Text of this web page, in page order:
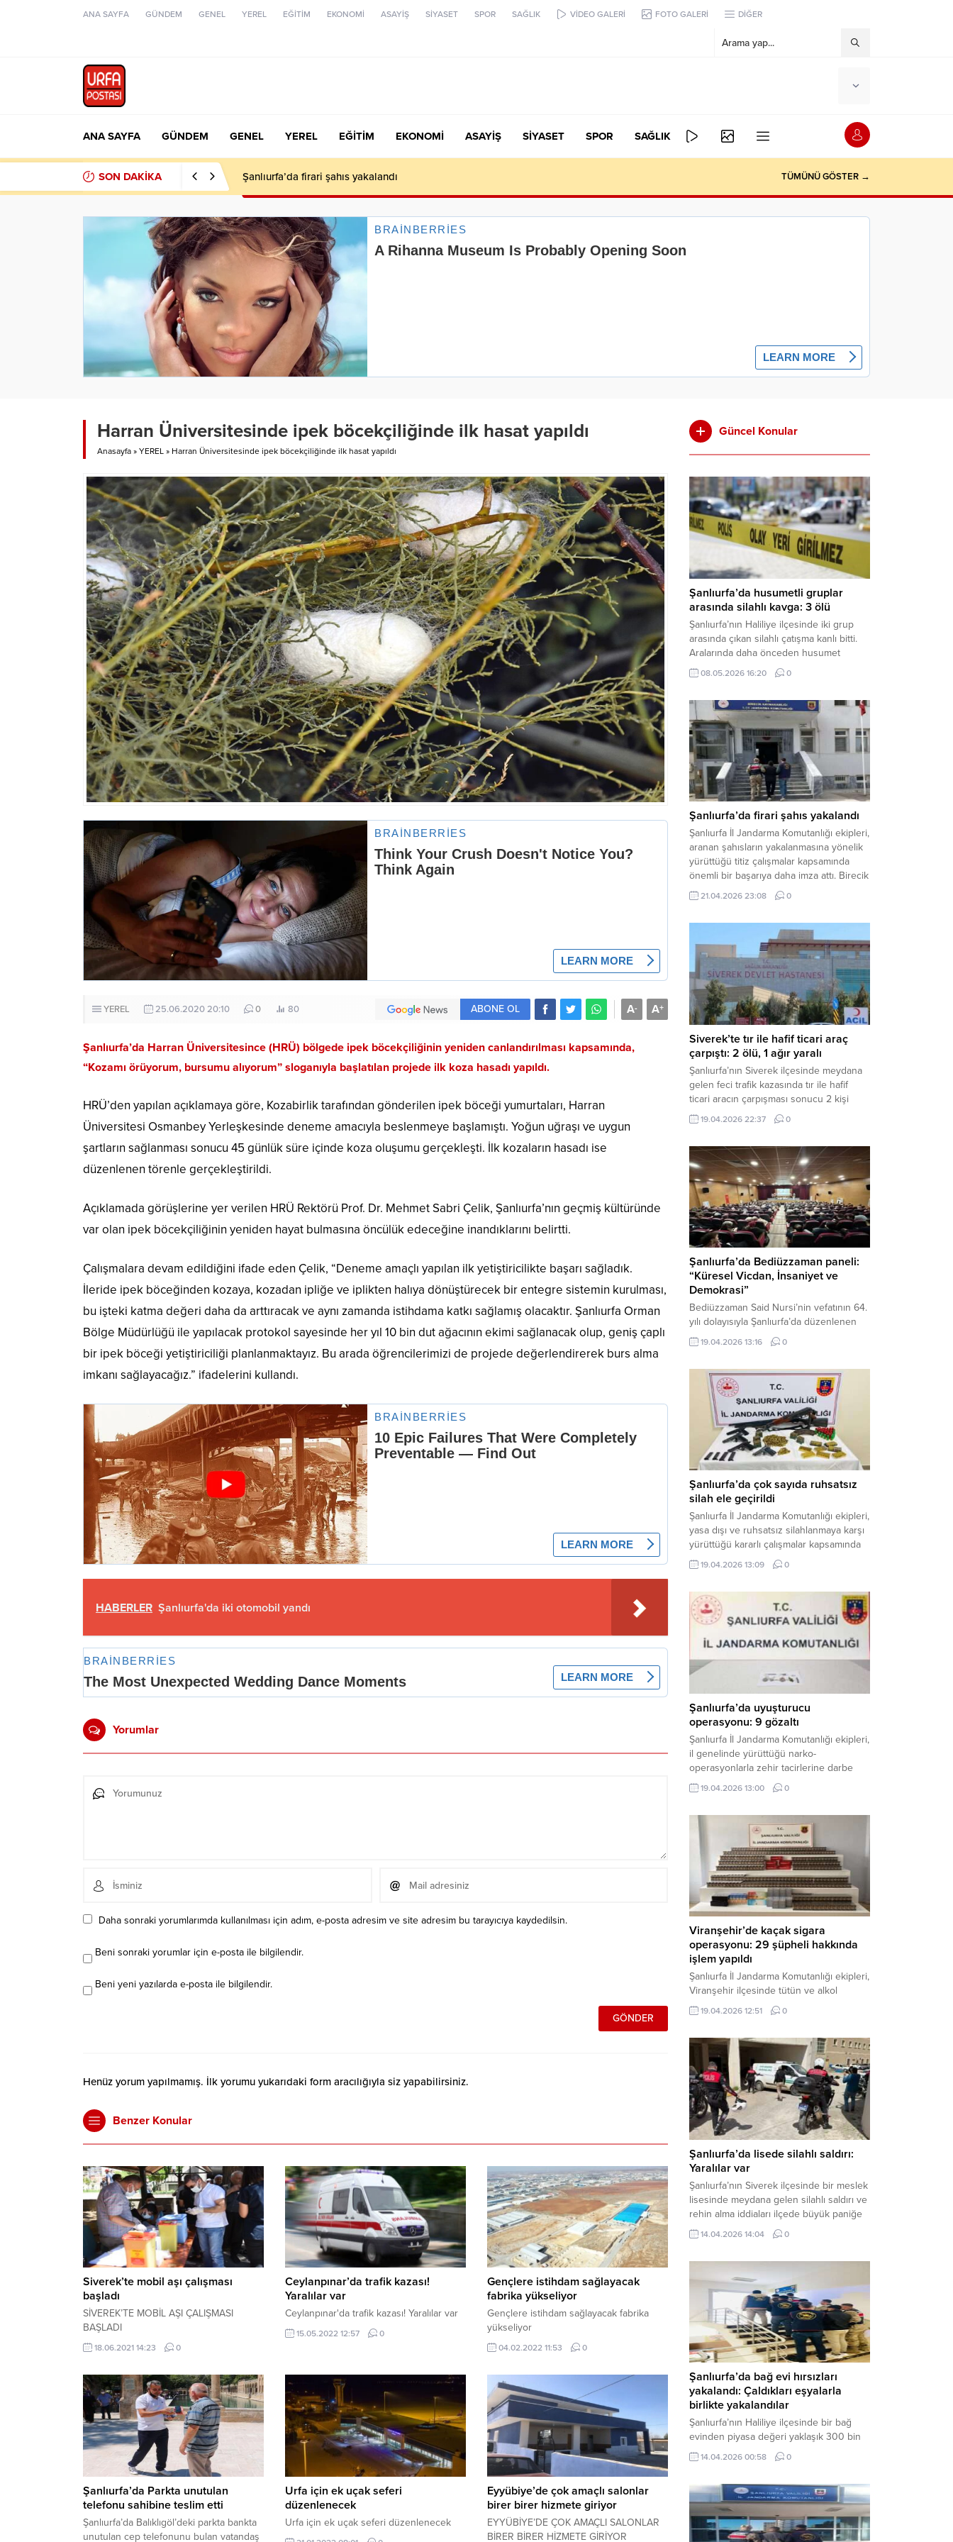
ANA SAYFA GÜNDEM GENEL YEREL EĞİTİM EKONOMİ ASAYİŞ SİYASET SPOR SAĞLIK VİDEO GALERİ FOTO GALERİ DİĞER
ANA SAYFA GÜNDEM GENEL YEREL EĞİTİM EKONOMİ ASAYİŞ SİYASET SPOR SAĞLIK
SON DAKİKA Şanlıurfa’da firari şahıs yakalandı TÜMÜNÜ GÖSTER →
Harran Üniversitesinde ipek böcekçiliğinde ilk hasat yapıldı
Anasayfa » YEREL » Harran Üniversitesinde ipek böcekçiliğinde ilk hasat yapıldı
YEREL 25.06.2020 20:10 0 80 A+
A-
ABONE OL
Şanlıurfa’da Harran Üniversitesince (HRÜ) bölgede ipek böcekçiliğinin yeniden canlandırılması kapsamında,
“Kozamı örüyorum, bursumu alıyorum” sloganıyla başlatılan projede ilk koza hasadı yapıldı.
HRÜ’den yapılan açıklamaya göre, Kozabirlik tarafından gönderilen ipek böceği yumurtaları, Harran
Üniversitesi Osmanbey Yerleşkesinde deneme amacıyla beslenmeye başlamıştı. Yoğun uğraşı ve uygun
şartların sağlanması sonucu 45 günlük süre içinde koza oluşumu gerçekleşti. İlk kozaların hasadı ise
düzenlenen törenle gerçekleştirildi.
Açıklamada görüşlerine yer verilen HRÜ Rektörü Prof. Dr. Mehmet Sabri Çelik, Şanlıurfa’nın geçmiş kültüründe
var olan ipek böcekçiliğinin yeniden hayat bulmasına öncülük edeceğine inandıklarını belirtti.
Çalışmalara devam edildiğini ifade eden Çelik, “Deneme amaçlı yapılan ilk yetiştiricilikte başarı sağladık.
İleride ipek böceğinden kozaya, kozadan ipliğe ve iplikten halıya dönüştürecek bir entegre sistemin kurulması,
bu işteki katma değeri daha da arttıracak ve aynı zamanda istihdama katkı sağlamış olacaktır. Şanlıurfa Orman
Bölge Müdürlüğü ile yapılacak protokol sayesinde her yıl 10 bin dut ağacının ekimi sağlanacak olup, geniş çaplı
bir ipek böceği yetiştiriciliği planlanmaktayız. Bu arada öğrencilerimizi de projede değerlendirerek burs alma
imkanı sağlayacağız.” ifadelerini kullandı.
HABERLER Şanlıurfa'da iki otomobil yandı
Yorumlar
Daha sonraki yorumlarımda kullanılması için adım, e-posta adresim ve site adresim bu tarayıcıya kaydedilsin.
Beni sonraki yorumlar için e-posta ile bilgilendir.
Beni yeni yazılarda e-posta ile bilgilendir.
Henüz yorum yapılmamış. İlk yorumu yukarıdaki form aracılığıyla siz yapabilirsiniz.
Benzer Konular
Siverek’te mobil aşı çalışması
başladı
SİVEREK’TE MOBİL AŞI ÇALIŞMASI
BAŞLADI
18.06.2021 14:23 0
Ceylanpınar’da trafik kazası!
Yaralılar var
Ceylanpınar'da trafik kazası! Yaralılar var
15.05.2022 12:57 0
Gençlere istihdam sağlayacak
fabrika yükseliyor
Gençlere istihdam sağlayacak fabrika
yükseliyor
04.02.2022 11:53 0
Şanlıurfa’da Parkta unutulan
telefonu sahibine teslim etti
Şanlıurfa’da Balıklıgöl’deki parkta bankta
unutulan cep telefonunu bulan vatandaş
Urfa için ek uçak seferi
düzenlenecek
Urfa için ek uçak seferi düzenlenecek
Eyyübiye’de çok amaçlı salonlar
birer birer hizmete giriyor
EYYÜBİYE’DE ÇOK AMAÇLI SALONLAR
BİRER BİRER HİZMETE GİRİYOR
Güncel Konular
Şanlıurfa’da husumetli gruplar
arasında silahlı kavga: 3 ölü
Şanlıurfa’nın Haliliye ilçesinde iki grup
arasında çıkan silahlı çatışma kanlı bitti.
Aralarında daha önceden husumet
olduğu öğrenilen tarafların kavgası
neticesinde 3 kişi olay yerinde yaşamını
ilçesine bağlı kırsal Konaç Mahallesi’nde
meydana geldi. Edinilen bilgilere göre,
aralarında husumet bulunan iki grup
arasında henüz belirlenemeyen bir...
08.05.2026 16:20 0
Şanlıurfa’da firari şahıs yakalandı
Şanlıurfa İl Jandarma Komutanlığı ekipleri,
aranan şahısların yakalanmasına yönelik
yürüttüğü titiz çalışmalar kapsamında
önemli bir başarıya daha imza attı. Birecik
ilçesinde düzenlenen operasyonla,
hakkında kesinleşmiş hapis cezası
teslim edildi. Haber Merkezi – Şanlıurfa
Valiliği İl Basın ve Halkla İlişkiler
Müdürlüğü tarafından yapılan açıklamaya
göre; İl...
21.04.2026 23:08 0
Siverek’te tır ile hafif ticari araç
çarpıştı: 2 ölü, 1 ağır yaralı
Şanlıurfa’nın Siverek ilçesinde meydana
gelen feci trafik kazasında tır ile hafif
ticari aracın çarpışması sonucu 2 kişi
yaşamını yitirdi, 1 kişi ise ağır yaralandı.
Haber Merkezi – Siverek-Adıyaman kara
çarpışması sonucu meydana gelen
kazada can pazarı yaşandı. Kafa Kafaya
Çarpıştılar Edinilen bilgilere göre,
Hüseyin Çelik (29)...
19.04.2026 22:37 0
Şanlıurfa’da Bediüzzaman paneli:
“Küresel Vicdan, İnsaniyet ve
Demokrasi”
Bediüzzaman Said Nursi’nin vefatının 64.
yılı dolayısıyla Şanlıurfa’da düzenlenen
panelde, günümüzün manevi ve
toplumsal sorunlarına Risale-i Nur
Necmettin Cevheri Kültür Merkezi’nde
gerçekleştirilen “Küresel Vicdan,
İnsaniyet ve Demokrasi” başlıklı panel,
hürriyet, adalet ve hukuk vurgularıyla
yoğun katılıma sahne oldu. Haber
Merkezi – Bediüzzaman Eğitim Kültür ve
Sanat...
19.04.2026 13:16 0
Şanlıurfa’da çok sayıda ruhsatsız
silah ele geçirildi
Şanlıurfa İl Jandarma Komutanlığı ekipleri,
yasa dışı ve ruhsatsız silahlanmaya karşı
yürüttüğü kararlı çalışmalar kapsamında
Bozova ilçesinde bir ikamete operasyon
düzenledi. Yapılan aramada çok sayıda
mühimmat ele geçirildi. Haber Merkezi –
Şanlıurfa Valiliği İl Basın ve Halkla İlişkiler
Müdürlüğü tarafından yapılan açıklamaya
göre; 17 Nisan...
19.04.2026 13:09 0
Şanlıurfa’da uyuşturucu
operasyonu: 9 gözaltı
Şanlıurfa İl Jandarma Komutanlığı ekipleri,
il genelinde yürüttüğü narko-
operasyonlarla zehir tacirlerine darbe
indirdi. Üç ilçede eş zamanlı
gerçekleştirilen faaliyetlerde çeşitli
şüpheli hakkında adli işlem başlatıldı.
Haber Merkezi – Şanlıurfa Valiliği İl Basın
ve Halkla İlişkiler Müdürlüğü’nden yapılan
açıklamaya göre, İl Jandarma Komutanlığı
tarafından “Narkotik Suçlarla...
19.04.2026 13:00 0
Viranşehir’de kaçak sigara
operasyonu: 29 şüpheli hakkında
işlem yapıldı
Şanlıurfa İl Jandarma Komutanlığı ekipleri,
Viranşehir ilçesinde tütün ve alkol
kaçakçılığına yönelik yürüttüğü kapsamlı
çalışmalar neticesinde binlerce paket
Operasyon kapsamında çok sayıda şahıs
hakkında adli süreç başlatıldı. Haber
Merkezi – Şanlıurfa Valiliği bünyesinde İl
Jandarma Komutanlığı tarafından
gerçekleştirilen “Tütün ve Alkol
Kaçakçılarına Yönelik Çalışmalar” tüm...
19.04.2026 12:51 0
Şanlıurfa’da lisede silahlı saldırı:
Yaralılar var
Şanlıurfa’nın Siverek ilçesinde bir meslek
lisesinde meydana gelen silahlı saldırı ve
rehin alma iddiaları ilçede büyük paniğe
neden oldu. Olay yerine çok sayıda özel
harekat polisi ve sağlık ekibi sevk
çalışmaları devam ediyor. Haber Merkezi
– Siverek ilçesi Hasan Çelebi
Mahallesi’nde bulunan Ahmet Koyuncu
Mesleki...
14.04.2026 14:04 0
Şanlıurfa’da bağ evi hırsızları
yakalandı: Çaldıkları eşyalarla
birlikte yakalandılar
Şanlıurfa’nın Haliliye ilçesinde bir bağ
evinden piyasa değeri yaklaşık 300 bin
TL olan eşyaları çalan şüpheliler,
jandarmanın başarılı operasyonuyla
şüpheliden 2’si tutuklanarak cezaevine
gönderildi. Haber Merkezi – Şanlıurfa İl
Jandarma Komutanlığı, “Faili Meçhul
Hırsızlık Olaylarının Aydınlatılmasına”
14.04.2026 00:58 0